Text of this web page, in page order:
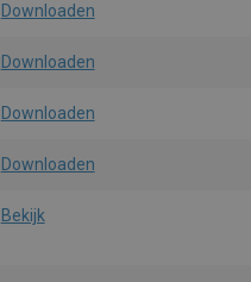
Downloaden
Downloaden
Downloaden
Downloaden
Bekijk